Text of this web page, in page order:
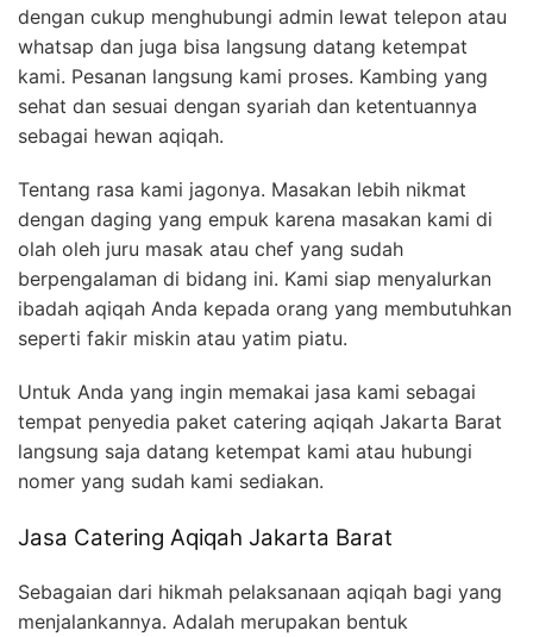
dengan cukup menghubungi admin lewat telepon atau
whatsap dan juga bisa langsung datang ketempat
kami. Pesanan langsung kami proses. Kambing yang
sehat dan sesuai dengan syariah dan ketentuannya
sebagai hewan aqiqah.
Tentang rasa kami jagonya. Masakan lebih nikmat
dengan daging yang empuk karena masakan kami di
olah oleh juru masak atau chef yang sudah
berpengalaman di bidang ini. Kami siap menyalurkan
ibadah aqiqah Anda kepada orang yang membutuhkan
seperti fakir miskin atau yatim piatu.
Untuk Anda yang ingin memakai jasa kami sebagai
tempat penyedia paket catering aqiqah Jakarta Barat
langsung saja datang ketempat kami atau hubungi
nomer yang sudah kami sediakan.
Jasa Catering Aqiqah Jakarta Barat
Sebagaian dari hikmah pelaksanaan aqiqah bagi yang
menjalankannya. Adalah merupakan bentuk